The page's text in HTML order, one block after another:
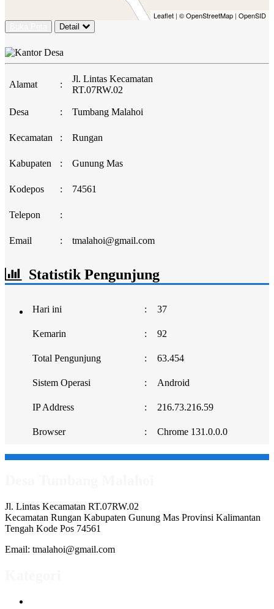
Leaflet | © OpenStreetMap | OpenSID
Detail
Alamat :
Jl. Lintas Kecamatan
RT.07RW.02
Desa : Tumbang Malahoi
Kecamatan : Rungan
Kabupaten : Gunung Mas
Kodepos : 74561
Telepon :
Email : tmalahoi@gmail.com
Statistik Pengunjung
Hari ini : 37
Kemarin : 92
Total Pengunjung : 63.454
Sistem Operasi : Android
IP Address : 216.73.216.59
Browser : Chrome 131.0.0.0
Jl. Lintas Kecamatan RT.07RW.02
Kecamatan Rungan Kabupaten Gunung Mas Provinsi Kalimantan
Tengah Kode Pos 74561
Email: tmalahoi@gmail.com